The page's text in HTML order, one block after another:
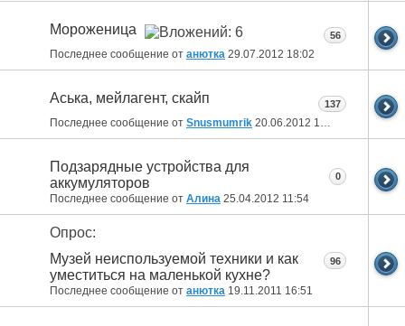
Мороженица
Последнее сообщение от анютка 29.07.2012 18:02
56
Aська, мейлагент, скайп
Последнее сообщение от Snusmumrik 20.06.2012 16:19
137
Подзарядные устройства для
аккумуляторов
Последнее сообщение от Алина 25.04.2012 11:54
0
Опрос:
Музей неиспользуемой техники и как
уместиться на маленькой кухне?
Последнее сообщение от анютка 19.11.2011 16:51
96